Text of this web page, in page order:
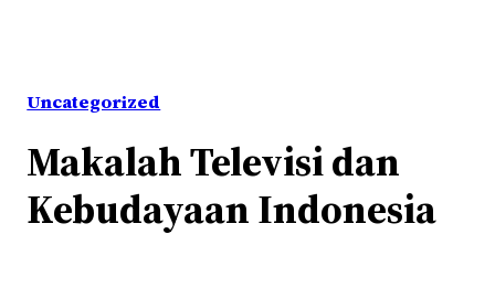
Uncategorized
Makalah Televisi dan
Kebudayaan Indonesia